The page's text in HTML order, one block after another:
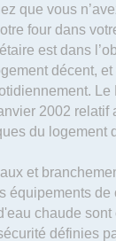
que vous
four dans
est dans
décent,
Le
2002 relatif
du logement
et
équipements de
chaude sont
définies